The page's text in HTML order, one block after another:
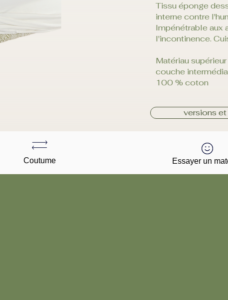
Tissu éponge
interne contre
Impénétrable aux
l'incontinence.
Matériau
couche
100 % coton
versions et
Coutume Essayer un